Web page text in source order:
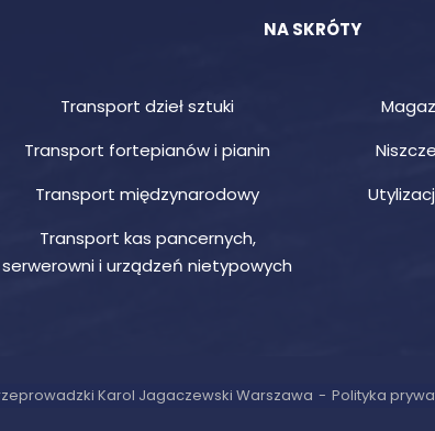
NA SKRÓTY
Transport dzieł sztuki
Transport fortepianów i pianin
Transport międzynarodowy
Transport kas pancernych,
serwerowni i urządzeń nietypowych
Karol Jagaczewski Warszawa Polityka